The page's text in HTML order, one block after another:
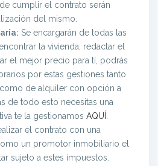
cumplir el contrato serán
del mismo.
Se encargarán de todas las
la vivienda, redactar el
el mejor precio para tí, podrás
por estas gestiones tanto
de alquiler con opción a
de todo esto necesitas una
te la gestionamos AQUÍ .
el contrato con una
un promotor inmobiliario el
sujeto a estes impuestos.